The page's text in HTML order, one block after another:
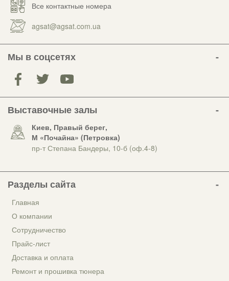
Все контактные номера
agsat@agsat.com.ua
Мы в соцсетях
Выставочные залы
Киев, Правый берег,
М «Почайна» (Петровка)
пр-т Степана Бандеры, 10-б (оф.4-8)
Разделы сайта
Главная
О компании
Сотрудничество
Прайс-лист
Доставка и оплата
Ремонт и прошивка тюнера